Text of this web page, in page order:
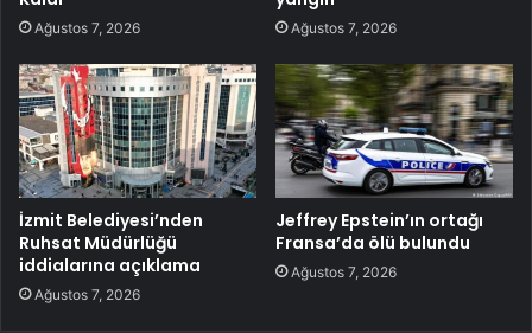
Ağustos 7, 2026 Ağustos 7, 2026
İzmit Belediyesi’nden
Ruhsat Müdürlüğü
iddialarına açıklama
Ağustos 7, 2026
Jeffrey Epstein’ın ortağı
Fransa’da ölü bulundu
Ağustos 7, 2026